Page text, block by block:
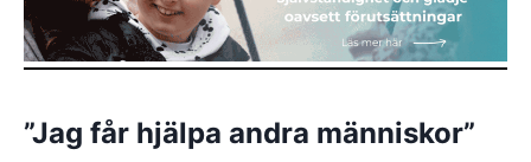
”Jag får hjälpa andra människor”